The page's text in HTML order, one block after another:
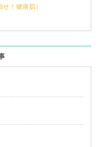
！健康肌）